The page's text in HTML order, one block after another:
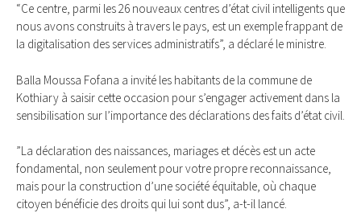
“Ce centre, parmi les 26 nouveaux centres d’état civil intelligents que
nous avons construits à travers le pays, est un exemple frappant de
la digitalisation des services administratifs”, a déclaré le ministre.
Balla Moussa Fofana a invité les habitants de la commune de
Kothiary à saisir cette occasion pour s’engager activement dans la
sensibilisation sur l’importance des déclarations des faits d’état civil.
”La déclaration des naissances, mariages et décès est un acte
fondamental, non seulement pour votre propre reconnaissance,
mais pour la construction d’une société équitable, où chaque
citoyen bénéficie des droits qui lui sont dus”, a-t-il lancé.